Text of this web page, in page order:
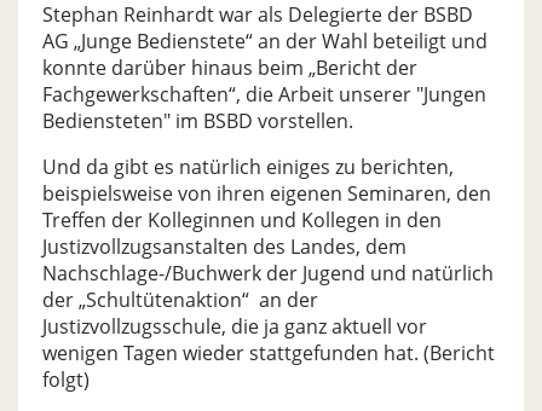
Stephan Reinhardt war als Delegierte der BSBD
AG „Junge Bedienstete“ an der Wahl beteiligt und
konnte darüber hinaus beim „Bericht der
Fachgewerkschaften“, die Arbeit unserer "Jungen
Bediensteten" im BSBD vorstellen.
Und da gibt es natürlich einiges zu berichten,
beispielsweise von ihren eigenen Seminaren, den
Treffen der Kolleginnen und Kollegen in den
Justizvollzugsanstalten des Landes, dem
Nachschlage-/Buchwerk der Jugend und natürlich
der „Schultütenaktion“ an der
Justizvollzugsschule, die ja ganz aktuell vor
wenigen Tagen wieder stattgefunden hat. (Bericht
folgt)